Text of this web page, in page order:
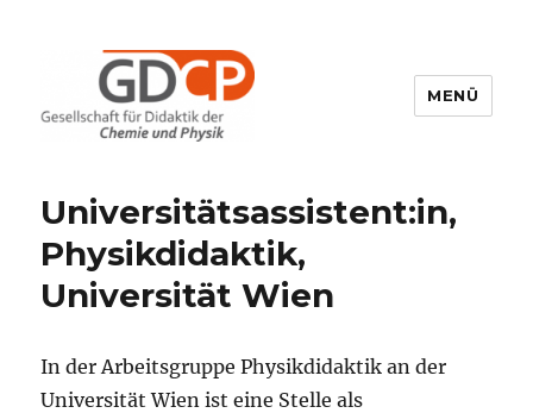
MENÜ
Universitätsassistent:in,
Physikdidaktik,
Universität Wien
In der Arbeitsgruppe Physikdidaktik an der
Universität Wien ist eine Stelle als